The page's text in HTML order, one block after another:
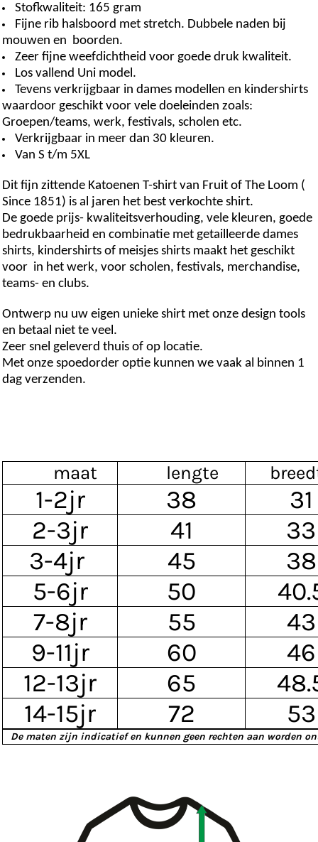
Stofkwaliteit: 165 gram
Fijne rib halsboord met stretch. Dubbele naden bij
mouwen en boorden.
Zeer fijne weefdichtheid voor goede druk kwaliteit.
Los vallend Uni model.
Tevens verkrijgbaar in dames modellen en kindershirts
waardoor geschikt voor vele doeleinden zoals:
Groepen/teams, werk, festivals, scholen etc.
Verkrijgbaar in meer dan 30 kleuren.
Van S t/m 5XL
Dit fijn zittende Katoenen T-shirt van Fruit of The Loom (
Since 1851) is al jaren het best verkochte shirt.
De goede prijs- kwaliteitsverhouding, vele kleuren, goede
bedrukbaarheid en combinatie met getailleerde dames
shirts, kindershirts of meisjes shirts maakt het geschikt
voor in het werk, voor scholen, festivals, merchandise,
teams- en clubs.
Ontwerp nu uw eigen unieke shirt met onze design tools
en betaal niet te veel.
Zeer snel geleverd thuis of op locatie.
Met onze spoedorder optie kunnen we vaak al binnen 1
dag verzenden.
maat lengte
1-2jr 38
31
2-3jr
41
33
3-4jr
45
38
5-6jr
50
7-8jr
55
43
9-11jr
60
46
12-13jr
65
14-15jr
72 53
De maten zijn indicatief en kunnen geen rechten aan worden